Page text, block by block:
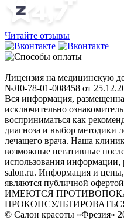
Читайте отзывы
Лицензия на медицинскую
№Л0-78-01-008458 от
Вся информация,
исключительно
восприниматься как
диагноза и выбор методики
лечащего врача. Наша
возможные негативные
использования информации,
salon.ru. Информация и цены,
являются публичной
ИМЕЮТСЯ
© Салон красоты «Фрезия»